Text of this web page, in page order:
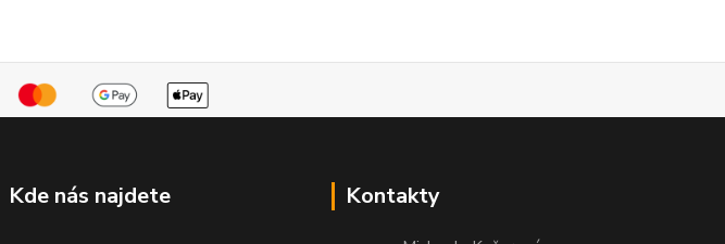
Kde nás najdete Kontakty